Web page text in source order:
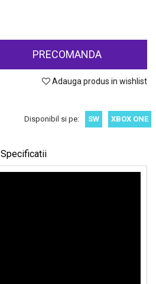
PRECOMANDA
Adauga produs in wishlist
Disponibil si pe: SW XBOX ONE
Specificatii